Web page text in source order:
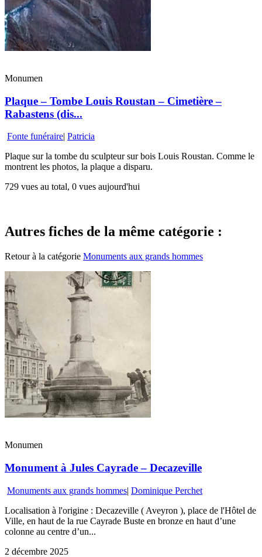
Monumen
Plaque – Tombe Louis Roustan – Cimetière –
Rabastens (dis...
Fonte funéraire| Patricia
Plaque sur la tombe du sculpteur sur bois Louis Roustan. Comme le
montrent les photos, la plaque a disparu.
729 vues au total, 0 vues aujourd'hui
Autres fiches de la même catégorie :
Retour à la catégorie Monuments aux grands hommes
Monumen
Monument à Jules Cayrade – Decazeville
Monuments aux grands hommes| Dominique Perchet
Localisation à l'origine : Decazeville ( Aveyron ), place de l'Hôtel de
Ville, en haut de la rue Cayrade Buste en bronze en haut d’une
colonne au centre d’un...
2 décembre 2025